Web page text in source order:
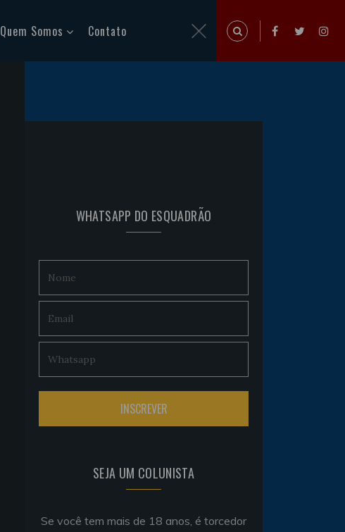
Quem Somos Contato
WHATSAPP DO ESQUADRÃO
SEJA UM COLUNISTA
Se você tem mais de 18 anos, é torcedor